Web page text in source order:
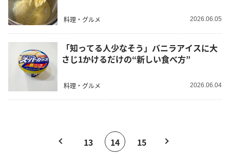
料理・グルメ 2026.06.05
「知ってる人少なそう」バニラアイスに大
さじ1かけるだけの“新しい食べ方”
料理・グルメ 2026.06.04
13 14 15